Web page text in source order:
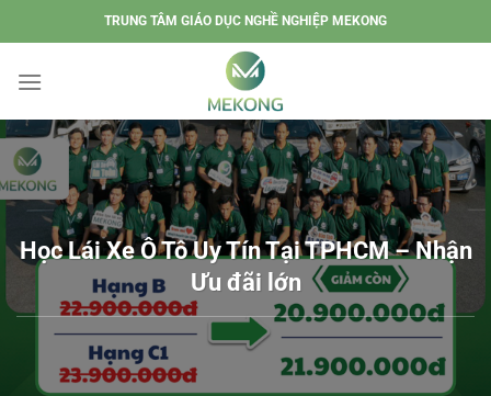
đến
dung
TRUNG TÂM GIÁO DỤC NGHỀ NGHIỆP MEKONG
Học Lái Xe Ô Tô Uy Tín Tại TPHCM – Nhận
Ưu đãi lớn